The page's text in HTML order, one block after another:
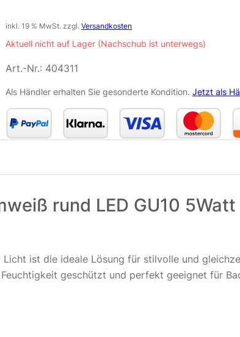
inkl. 19 % MwSt. zzgl.Versandkosten
Aktuell nicht auf Lager (Nachschub ist unterwegs)
Art.-Nr.: 404311
Als Händler erhalten Sie gesonderte Kondition. Jetzt als
rund LED GU10
ist die ideale Lösung für stilvolle und
geschützt und perfekt geeignet für